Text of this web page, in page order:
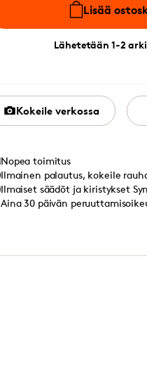
Lisää
Lähetetään 1-2
Kokeile verkossa
Nopea toimitus
Ilmainen palautus, kokeile
Ilmaiset säädöt ja kiristykset
Aina 30 päivän